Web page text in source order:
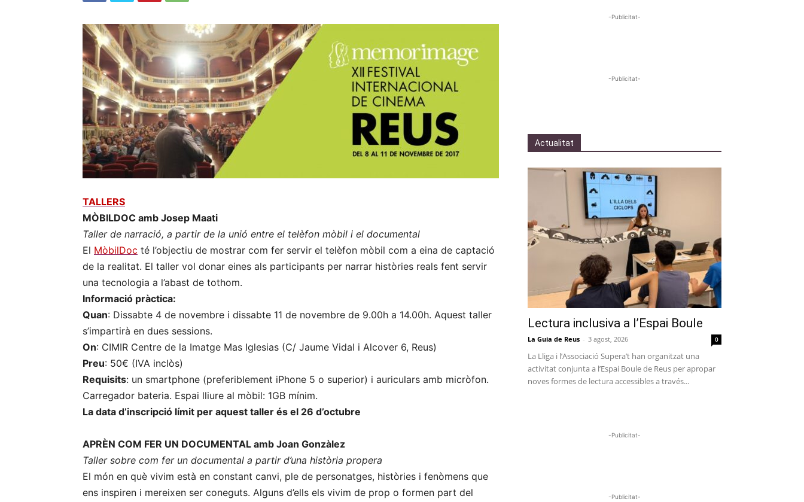
TALLERS
MÒBILDOC amb Josep Maati
Taller de narració, a partir de la unió entre el telèfon mòbil i el documental
El MòbilDoc té l’objectiu de mostrar com fer servir el telèfon mòbil com a eina de captació
de la realitat. El taller vol donar eines als participants per narrar històries reals fent servir
una tecnologia a l’abast de tothom.
Informació pràctica:
Quan: Dissabte 4 de novembre i dissabte 11 de novembre de 9.00h a 14.00h. Aquest taller
s’impartirà en dues sessions.
On: CIMIR Centre de la Imatge Mas Iglesias (C/ Jaume Vidal i Alcover 6, Reus)
Preu: 50€ (IVA inclòs)
Requisits: un smartphone (preferiblement iPhone 5 o superior) i auriculars amb micròfon.
Carregador bateria. Espai lliure al mòbil: 1GB mínim.
La data d’inscripció límit per aquest taller és el 26 d’octubre
APRÈN COM FER UN DOCUMENTAL amb Joan Gonzàlez
Taller sobre com fer un documental a partir d’una història propera
El món en què vivim està en constant canvi, ple de personatges, històries i fenòmens que
ens inspiren i mereixen ser coneguts. Alguns d’ells els vivim de prop o formen part del
-Publicitat-
-Publicitat-
Actualitat
Lectura inclusiva a l’Espai Boule
La Guia de Reus - 3 agost, 2026 0
La Lliga i l’Associació Supera’t han organitzat una
activitat conjunta a l’Espai Boule de Reus per apropar
noves formes de lectura accessibles a través...
-Publicitat-
-Publicitat-